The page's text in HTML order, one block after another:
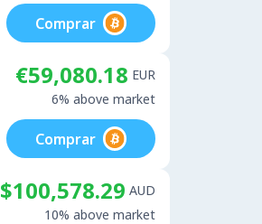
Comprar
€59,080.18 EUR
6% above market
Comprar
$100,578.29 AUD
10% above market